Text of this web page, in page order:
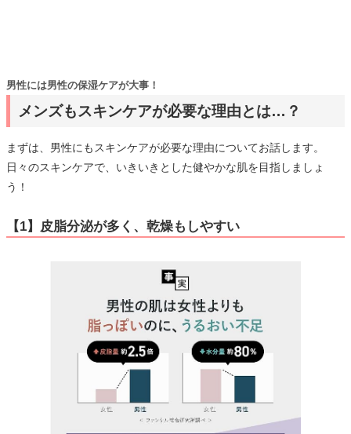
メンズもスキンケアが必要な理由とは…？
男性には男性の保湿ケアが大事！
まずは、男性にもスキンケアが必要な理由についてお話します。
日々のスキンケアで、いきいきとした健やかな肌を目指しましょ
う！
【1】皮脂分泌が多く、乾燥もしやすい